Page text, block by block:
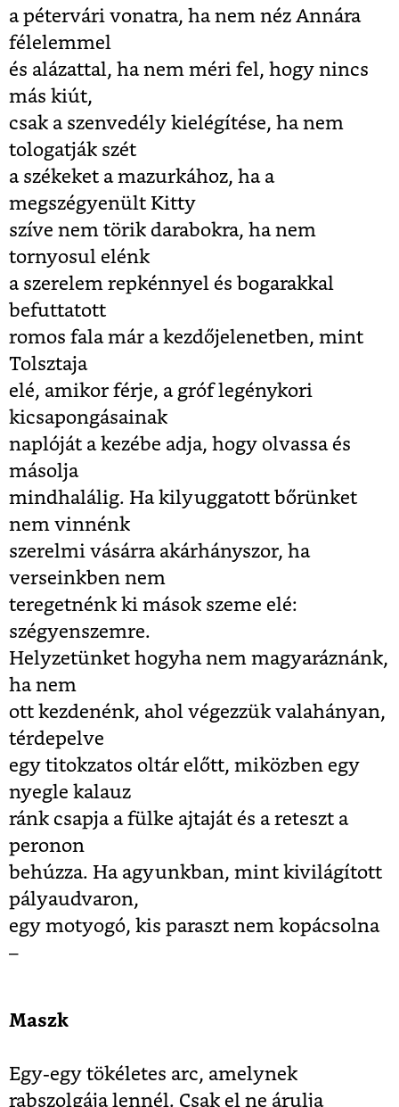
a pétervári vonatra, ha nem néz Annára
félelemmel
és alázattal, ha nem méri fel, hogy nincs
más kiút,
csak a szenvedély kielégítése, ha nem
tologatják szét
a székeket a mazurkához, ha a
megszégyenült Kitty
szíve nem törik darabokra, ha nem
tornyosul elénk
a szerelem repkénnyel és bogarakkal
befuttatott
romos fala már a kezdőjelenetben, mint
Tolsztaja
elé, amikor férje, a gróf legénykori
kicsapongásainak
naplóját a kezébe adja, hogy olvassa és
másolja
mindhalálig. Ha kilyuggatott bőrünket
nem vinnénk
szerelmi vásárra akárhányszor, ha
verseinkben nem
teregetnénk ki mások szeme elé:
szégyenszemre.
Helyzetünket hogyha nem magyaráznánk,
ha nem
ott kezdenénk, ahol végezzük valahányan,
térdepelve
egy titokzatos oltár előtt, miközben egy
nyegle kalauz
ránk csapja a fülke ajtaját és a reteszt a
peronon
behúzza. Ha agyunkban, mint kivilágított
pályaudvaron,
egy motyogó, kis paraszt nem kopácsolna
–
Maszk
Egy-egy tökéletes arc, amelynek
rabszolgája lennél. Csak el ne árulja